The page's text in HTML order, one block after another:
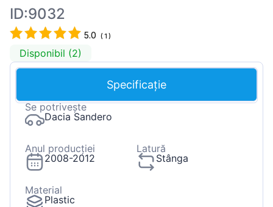
ID:9032
5.0 (1 )
Disponibil (2)
Specificație
Se potrivește
Dacia Sandero
Anul producției
2008-2012
Latură
Stânga
Material
Plastic